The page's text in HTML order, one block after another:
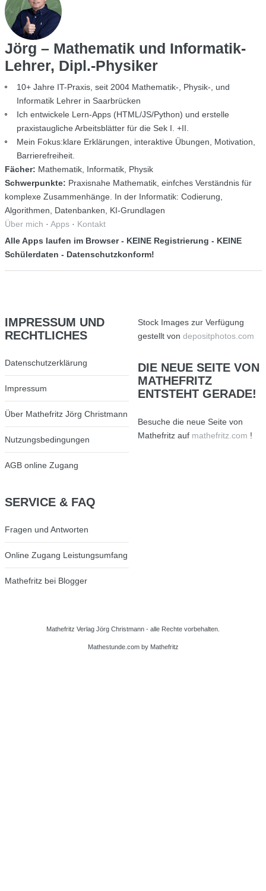
Jörg – Mathematik und Informatik-
Lehrer, Dipl.-Physiker
10+ Jahre IT-Praxis, seit 2004 Mathematik-, Physik-, und
Informatik Lehrer in Saarbrücken
Ich entwickele Lern-Apps (HTML/JS/Python) und erstelle
praxistaugliche Arbeitsblätter für die Sek I. +II.
Mein Fokus:klare Erklärungen, interaktive Übungen, Motivation,
Barrierefreiheit.
Fächer: Mathematik, Informatik, Physik
Schwerpunkte: Praxisnahe Mathematik, einfches Verständnis für
komplexe Zusammenhänge. In der Informatik: Codierung,
Algorithmen, Datenbanken, KI-Grundlagen
Über mich · Apps· Kontakt
Alle Apps laufen im Browser - KEINE Registrierung - KEINE
Schülerdaten - Datenschutzkonform!
IMPRESSUM UND
RECHTLICHES
Datenschutzerklärung
Impressum
Über Mathefritz Jörg Christmann
Nutzungsbedingungen
AGB online Zugang
SERVICE& FAQ
Fragen und Antworten
Online Zugang Leistungsumfang
Mathefritz bei Blogger
Stock Images zur Verfügung
gestellt von depositphotos.com
DIENEUE SEITE VON
MATHEFRITZ
ENTSTEHT GERADE!
Besuche die neue Seite von
Mathefritz auf mathefritz.com !
Mathefritz Verlag Jörg Christmann - alle Rechte vorbehalten.
Mathestunde.comby Mathefritz